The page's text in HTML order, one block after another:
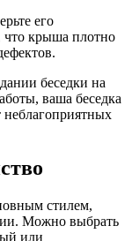
его
что крыша плотно
беседки на
ваша беседка
неблагоприятных
стилем,
Можно выбрать
или